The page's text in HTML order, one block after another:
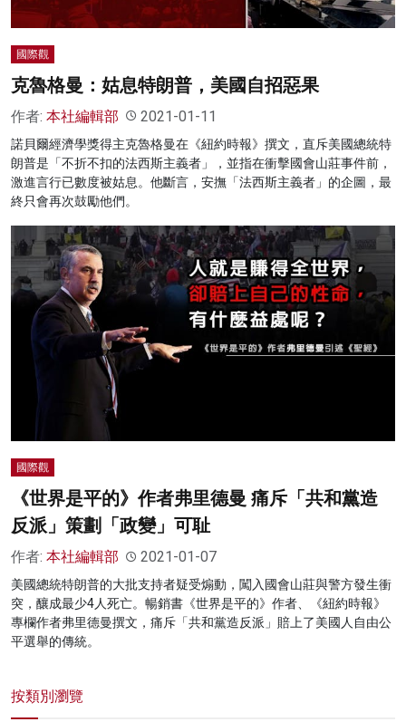
國際觀
克魯格曼：姑息特朗普，美國自招惡果
作者: 本社編輯部 2021-01-11
諾貝爾經濟學獎得主克魯格曼在《紐約時報》撰文，直斥美國總統特
朗普是「不折不扣的法西斯主義者」，並指在衝擊國會山莊事件前，
激進言行已數度被姑息。他斷言，安撫「法西斯主義者」的企圖，最
終只會再次鼓勵他們。
國際觀
《世界是平的》作者弗里德曼 痛斥「共和黨造
反派」策劃「政變」可耻
作者: 本社編輯部 2021-01-07
美國總統特朗普的大批支持者疑受煽動，闖入國會山莊與警方發生衝
突，釀成最少4人死亡。暢銷書《世界是平的》作者、《紐約時報》
專欄作者弗里德曼撰文，痛斥「共和黨造反派」賠上了美國人自由公
平選舉的傳統。
按類別瀏覽